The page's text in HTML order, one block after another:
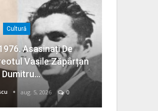
Cultură
Asasinați De
Vasile Zăpârțan
Dumitru…
aug. 5, 2026 0